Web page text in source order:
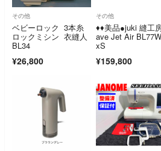
その他
ベビーロック 3本糸
ロックミシン 衣縫人
BL34
¥26,800
その他
♦️♦️美品●juki 縫工
ave Jet Air
xS
¥159,800